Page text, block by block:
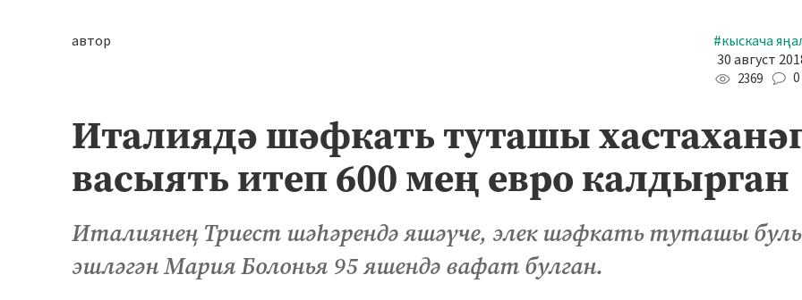
автор
#кыскача
30 август
2369 0
Италиядә шәфкать туташы
васыять итеп 600 мең евро калдырган
Италиянең Триест шәһәрендә яшәүче, элек шәфкать туташы
эшләгән Мария Болонья 95 яшендә вафат булган.